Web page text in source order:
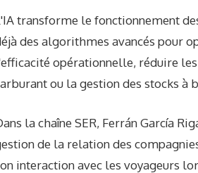
transforme le fonctionnement
des algorithmes avancés pour
opérationnelle, réduire
ou la gestion des stocks à
la chaîne SER, Ferrán García
de la relation des
interaction avec les voyageurs